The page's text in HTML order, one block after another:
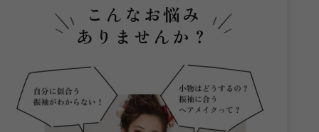
こんなお悩み
ありませんか？